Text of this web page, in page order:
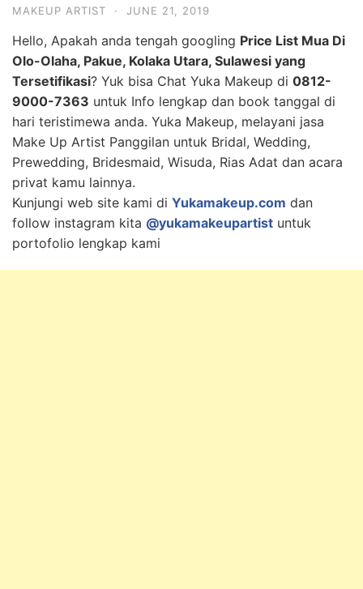
MAKEUP ARTIST · JUNE 21, 2019
Hello, Apakah anda tengah googling Price List Mua Di
Olo-Olaha, Pakue, Kolaka Utara, Sulawesi yang
Tersetifikasi? Yuk bisa Chat Yuka Makeup di 0812-
9000-7363 untuk Info lengkap dan book tanggal di
hari teristimewa anda. Yuka Makeup, melayani jasa
Make Up Artist Panggilan untuk Bridal, Wedding,
Prewedding, Bridesmaid, Wisuda, Rias Adat dan acara
privat kamu lainnya.
Kunjungi web site kami di Yukamakeup.com dan
follow instagram kita @yukamakeupartist untuk
portofolio lengkap kami